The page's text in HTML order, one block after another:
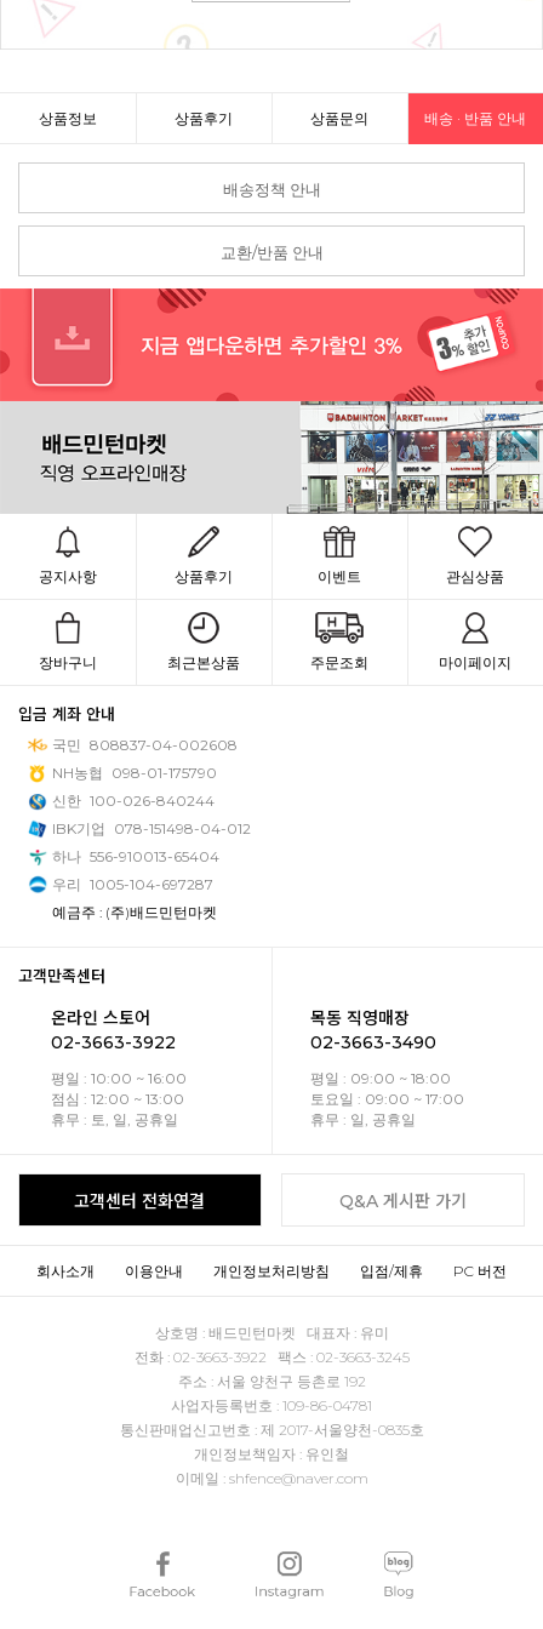
상품정보 상품후기 상품문의 배송 · 반품 안내
배송정책 안내
교환/반품 안내
공지사항 상품후기 이벤트 관심상품
장바구니 최근본상품 주문조회 마이페이지
입금 계좌 안내
국민 808837-04-002608
NH농협
098-01-175790
신한 100-026-840244
IBK기업
078-151498-04-012
하나 556-910013-65404
우리 1005-104-697287
예금주 : (주)배드민턴마켓
고객만족센터
온라인 스토어
02-3663-3922
평일 : 10:00 ~ 16:00
점심 : 12:00 ~ 13:00
휴무 : 토, 일, 공휴일
목동 직영매장
02-3663-3490
평일 : 09:00 ~ 18:00
토요일 : 09:00 ~ 17:00
휴무 : 일, 공휴일
고객센터 전화연결 Q&A 게시판 가기
회사소개 이용안내 개인정보처리방침 입점/제휴 PC 버전
상호명 : 배드민턴마켓 대표자 : 유미
전화 : 02-3663-3922 팩스 : 02-3663-3245
주소 : 서울 양천구 등촌로 192
사업자등록번호 : 109-86-04781
통신판매업신고번호 : 제 2017-서울양천-0835호
개인정보책임자 : 유인철
이메일 : shfence@naver.com